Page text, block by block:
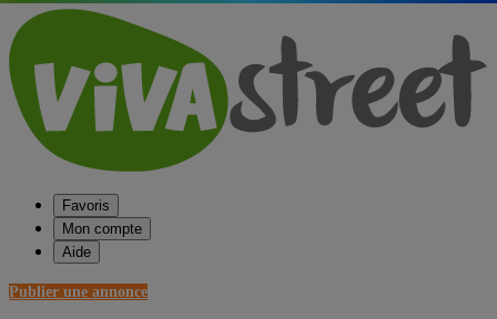
Favoris
Mon compte
Aide
Publier une annonce